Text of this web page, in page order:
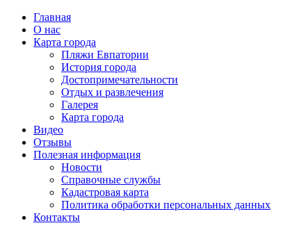
Главная
О нас
Карта города
Пляжи Евпатории
История города
Достопримечательности
Отдых и развлечения
Галерея
Карта города
Видео
Отзывы
Полезная информация
Новости
Справочные службы
Кадастровая карта
Политика обработки персональных данных
Контакты